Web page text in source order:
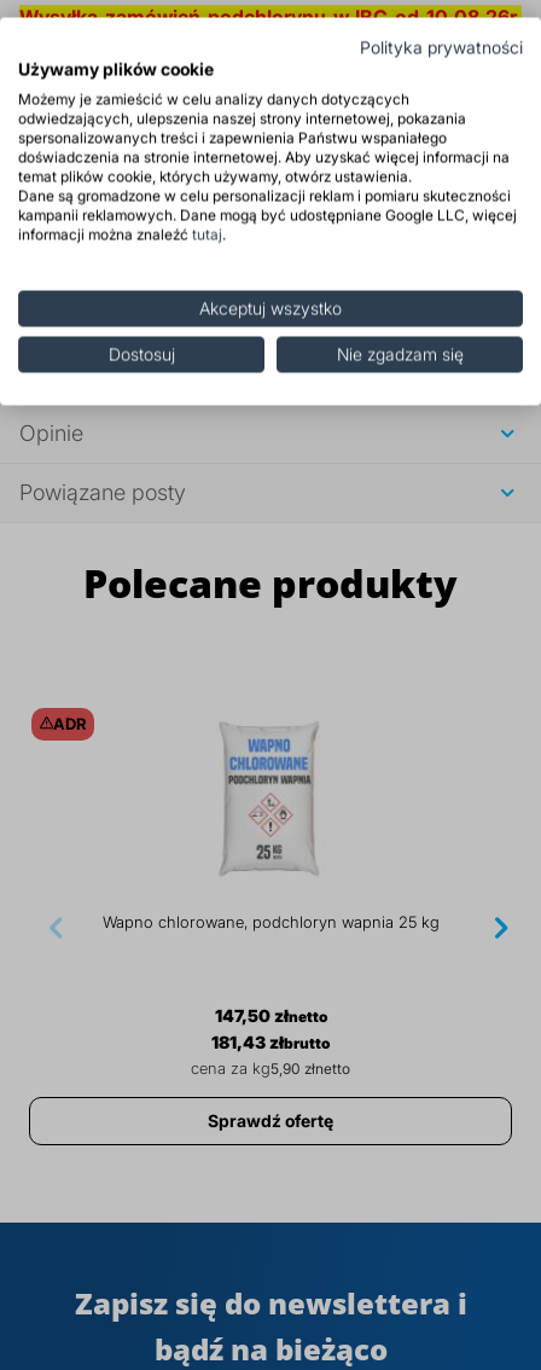
Wysyłka zamówień podchlorynu w IBC od 10.08.26r.
Zapraszamy do składania zamówień.
Produkt tylko dla firm
Produkt niebezpieczny
Produkt polskiego pochodzenia
Środki ostrożności
Opinie
Powiązane posty
Polecane produkty
ADR
Wapno chlorowane, podchloryn wapnia 25 kg
181,43 zł
147,50 zł
5,90 zł
Sprawdź ofertę
Zapisz się do newslettera i
bądź na bieżąco
Polityka prywatności
Używamy plików cookie
Możemy je zamieścić w celu analizy danych dotyczących
odwiedzających, ulepszenia naszej strony internetowej, pokazania
spersonalizowanych treści i zapewnienia Państwu wspaniałego
doświadczenia na stronie internetowej. Aby uzyskać więcej informacji na
temat plików cookie, których używamy, otwórz ustawienia.
Dane są gromadzone w celu personalizacji reklam i pomiaru skuteczności
kampanii reklamowych. Dane mogą być udostępniane Google LLC, więcej
informacji można znaleźć tutaj.
Akceptuj wszystko
Dostosuj Nie zgadzam się